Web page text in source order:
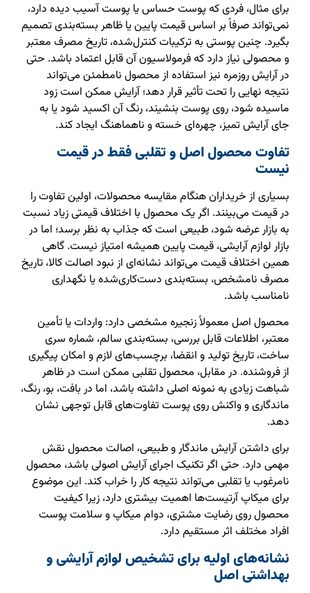
برای مثال، فردی که پوست حساس یا پوست آسیب دیده دارد،
نمی‌تواند صرفاً بر اساس قیمت پایین یا ظاهر بسته‌بندی تصمیم
بگیرد. چنین پوستی به ترکیبات کنترل‌شده، تاریخ مصرف معتبر
و محصولی نیاز دارد که فرمولاسیون آن قابل اعتماد باشد. حتی
در آرایش روزمره نیز استفاده از محصول نامطمئن می‌تواند
نتیجه نهایی را تحت تأثیر قرار دهد؛ آرایش ممکن است زود
ماسیده شود، روی پوست بنشیند، رنگ آن اکسید شود یا به
جای آرایش تمیز، چهره‌ای خسته و ناهماهنگ ایجاد کند.
تفاوت محصول اصل و تقلبی فقط در قیمت
نیست
بسیاری از خریداران هنگام مقایسه محصولات، اولین تفاوت را
در قیمت می‌بینند. اگر یک محصول با اختلاف قیمتی زیاد نسبت
به بازار عرضه شود، طبیعی است که جذاب به نظر برسد؛ اما در
بازار لوازم آرایشی، قیمت پایین همیشه امتیاز نیست. گاهی
همین اختلاف قیمت می‌تواند نشانه‌ای از نبود اصالت کالا، تاریخ
مصرف نامشخص، بسته‌بندی دست‌کاری‌شده یا نگهداری
نامناسب باشد.
محصول اصل معمولاً زنجیره مشخصی دارد: واردات یا تأمین
معتبر، اطلاعات قابل بررسی، بسته‌بندی سالم، شماره سری
ساخت، تاریخ تولید و انقضا، برچسب‌های لازم و امکان پیگیری
از فروشنده. در مقابل، محصول تقلبی ممکن است در ظاهر
شباهت زیادی به نمونه اصلی داشته باشد، اما در بافت، بو، رنگ،
ماندگاری و واکنش روی پوست تفاوت‌های قابل توجهی نشان
دهد.
برای داشتن آرایش ماندگار و طبیعی، اصالت محصول نقش
مهمی دارد. حتی اگر تکنیک اجرای آرایش اصولی باشد، محصول
نامرغوب یا تقلبی می‌تواند نتیجه کار را خراب کند. این موضوع
برای میکاپ آرتیست‌ها اهمیت بیشتری دارد، زیرا کیفیت
محصول روی رضایت مشتری، دوام میکاپ و سلامت پوست
افراد مختلف اثر مستقیم دارد.
نشانه‌های اولیه برای تشخیص لوازم آرایشی و
بهداشتی اصل